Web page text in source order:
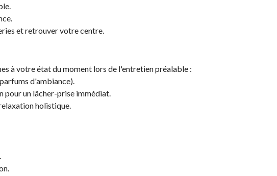
et retrouver votre centre.
à votre état du moment lors de l'entretien préalable :
d'ambiance).
pour un lâcher-prise immédiat.
holistique.